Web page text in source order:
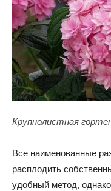
Крупнолистная
Все наименованные
расплодить
удобный метод,